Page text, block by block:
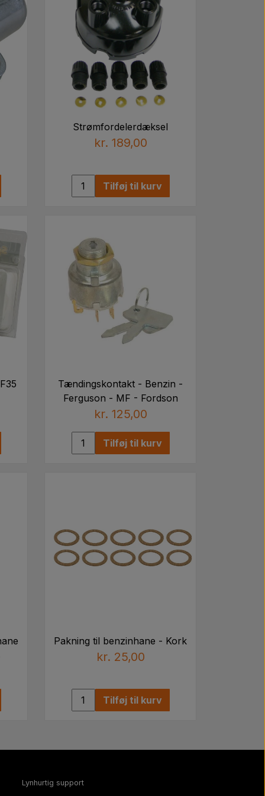
Strømfordelerdæksel
kr. 189,00
Tilføj til kurv
Tændingskontakt - Benzin -
Ferguson - MF - Fordson
kr. 125,00
Tilføj til kurv
Pakning til benzinhane - Kork
kr. 25,00
Tilføj til kurv
Lynhurtig support